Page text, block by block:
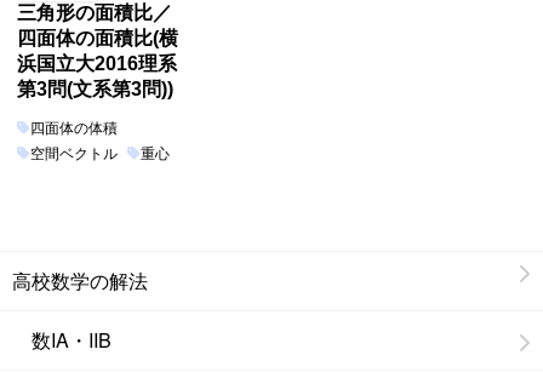
三角形の面積比／
四面体の面積比(横
浜国立大2016理系
第3問(文系第3問))
四面体の体積
空間ベクトル
重心
高校数学の解法
数IA・IIB